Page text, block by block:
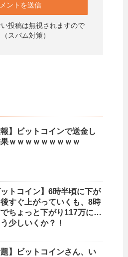
投稿は無視されますので
スパム対策）
報】ビットコインで送金し
ｗｗｗｗｗｗｗｗｗ
ットコイン】6時半頃に下が
すぐ上がっていくも、8時
ちょっと下がり117万に…
少しいくか？！
題】ビットコインさん、い